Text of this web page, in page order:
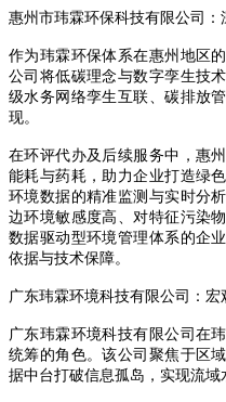
惠州市玮霖环保科技有限公司
作为玮霖环保体系在惠州地区
公司将低碳理念与数字孪生技
级水务网络孪生互联、碳排放
现。
在环评代办及后续服务中，惠
能耗与药耗，助力企业打造绿
环境数据的精准监测与实时分
边环境敏感度高、对特征污染
数据驱动型环境管理体系的企
依据与技术保障。
广东玮霖环境科技有限公司：
广东玮霖环境科技有限公司在
统筹的角色。该公司聚焦于区
据中台打破信息孤岛，实现流域